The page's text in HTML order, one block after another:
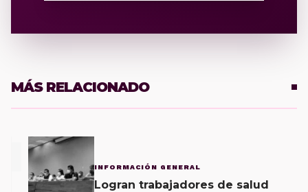
MÁS RELACIONADO
INFORMACIÓN GENERAL
Logran trabajadores de salud